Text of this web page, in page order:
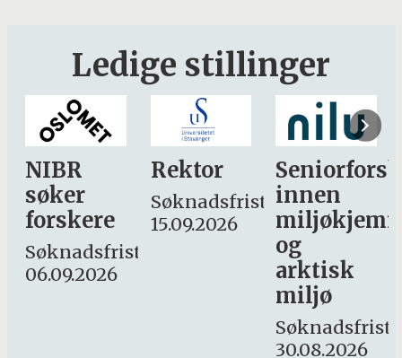
Ledige stillinger
Rektor
Søknadsfrist:
15.09.2026
Seniorforsker
innen
miljøkjemi
søker
– fast
Søknadsfrist:
16. august.